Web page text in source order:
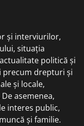
și interviurilor,
situația
politică și
precum drepturi și
și locale,
asemenea,
interes public,
și familie.